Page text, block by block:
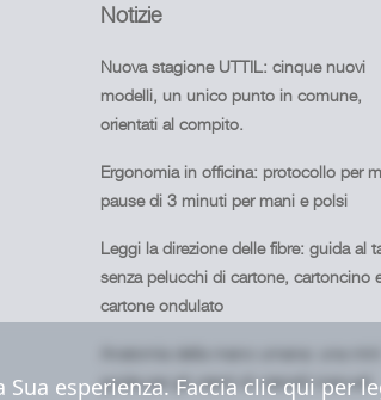
Notizie
Nuova stagione UTTIL: cinque nuovi
modelli, un unico punto in comune,
orientati al compito.
Ergonomia in officina: protocollo per
pause di 3 minuti per mani e polsi
Leggi la direzione delle fibre: guida al
senza pelucchi di cartone, cartoncino
cartone ondulato
guida per gli utenti di utensili manuali
esperienza. Faccia clic qui per